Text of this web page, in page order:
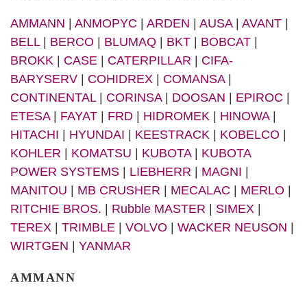
AMMANN ANMOPYC ARDEN AUSA| AVANT
BELL| BERCO BLUMAQ BKT BOBCAT
BROKK
CASE CATERPILLAR
CIFA-
BARYSERV
COHIDREX COMANSA|
CONTINENTAL| CORINSA| DOOSAN EPIROC
ETESA| FAYAT FRD HIDROMEK HINOWA|
HITACHI
HYUNDAI KEESTRACK KOBELCO
KOHLER
KOMATSU KUBOTA| KUBOTA
POWER SYSTEMS
LIEBHERR MAGNI
MANITOU
MB CRUSHER MECALAC MERLO
RITCHIE BROS.
Rubble MASTER SIMEX
TEREX
TRIMBLE VOLVO WACKER NEUSON
WIRTGEN
YANMAR
AMMANN